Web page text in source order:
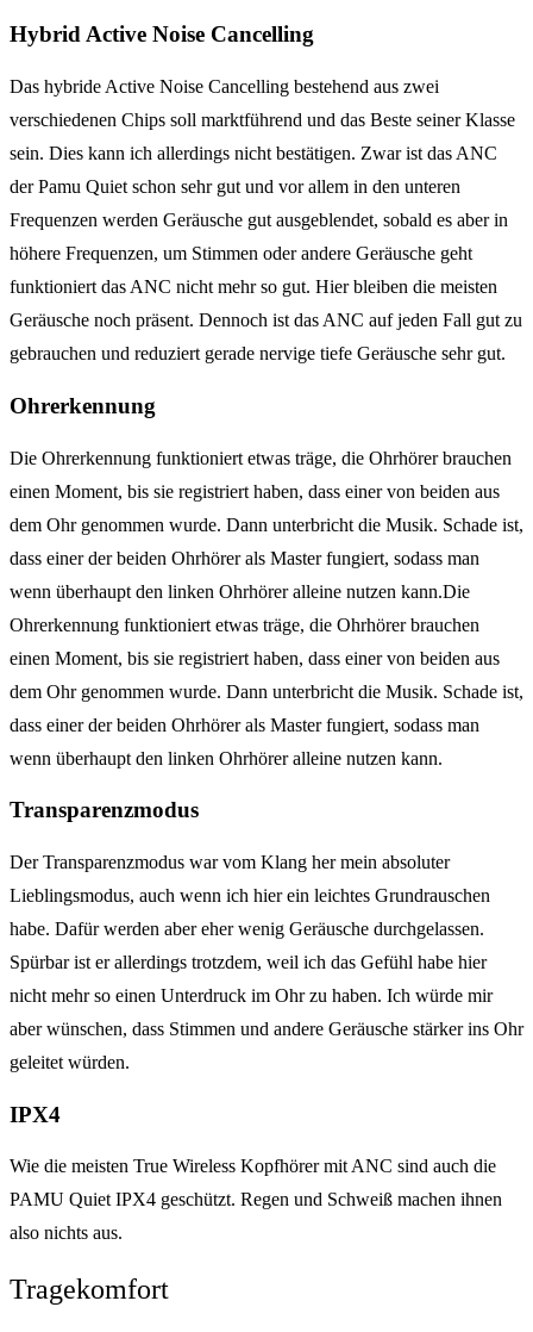
Hybrid Active Noise Cancelling
Das hybride Active Noise Cancelling bestehend aus zwei
verschiedenen Chips soll marktführend und das Beste seiner Klasse
sein. Dies kann ich allerdings nicht bestätigen. Zwar ist das ANC
der Pamu Quiet schon sehr gut und vor allem in den unteren
Frequenzen werden Geräusche gut ausgeblendet, sobald es aber in
höhere Frequenzen, um Stimmen oder andere Geräusche geht
funktioniert das ANC nicht mehr so gut. Hier bleiben die meisten
Geräusche noch präsent. Dennoch ist das ANC auf jeden Fall gut zu
gebrauchen und reduziert gerade nervige tiefe Geräusche sehr gut.
Ohrerkennung
Die Ohrerkennung funktioniert etwas träge, die Ohrhörer brauchen
einen Moment, bis sie registriert haben, dass einer von beiden aus
dem Ohr genommen wurde. Dann unterbricht die Musik. Schade ist,
dass einer der beiden Ohrhörer als Master fungiert, sodass man
wenn überhaupt den linken Ohrhörer alleine nutzen kann.Die
Ohrerkennung funktioniert etwas träge, die Ohrhörer brauchen
einen Moment, bis sie registriert haben, dass einer von beiden aus
dem Ohr genommen wurde. Dann unterbricht die Musik. Schade ist,
dass einer der beiden Ohrhörer als Master fungiert, sodass man
wenn überhaupt den linken Ohrhörer alleine nutzen kann.
Transparenzmodus
Der Transparenzmodus war vom Klang her mein absoluter
Lieblingsmodus, auch wenn ich hier ein leichtes Grundrauschen
habe. Dafür werden aber eher wenig Geräusche durchgelassen.
Spürbar ist er allerdings trotzdem, weil ich das Gefühl habe hier
nicht mehr so einen Unterdruck im Ohr zu haben. Ich würde mir
aber wünschen, dass Stimmen und andere Geräusche stärker ins Ohr
geleitet würden.
IPX4
Wie die meisten True Wireless Kopfhörer mit ANC sind auch die
PAMU Quiet IPX4 geschützt. Regen und Schweiß machen ihnen
also nichts aus.
Tragekomfort